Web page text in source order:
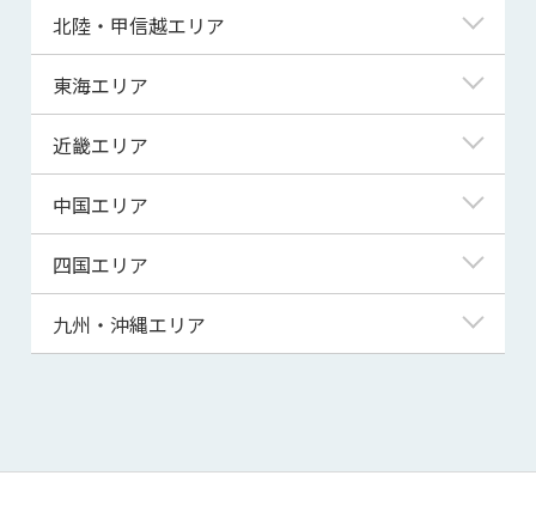
青森県
宮城県
秋田県
山形県
東京都
神奈川県
埼玉県
千葉県
茨城県
群馬県
北陸・甲信越エリア
新潟県
富山県
福井県
山梨県
長野県
東海エリア
岐阜県
静岡県
三重県
近畿エリア
滋賀県
京都府
大阪府
兵庫県
和歌山県
中国エリア
鳥取県
島根県
山口県
四国エリア
徳島県
高知県
九州・沖縄エリア